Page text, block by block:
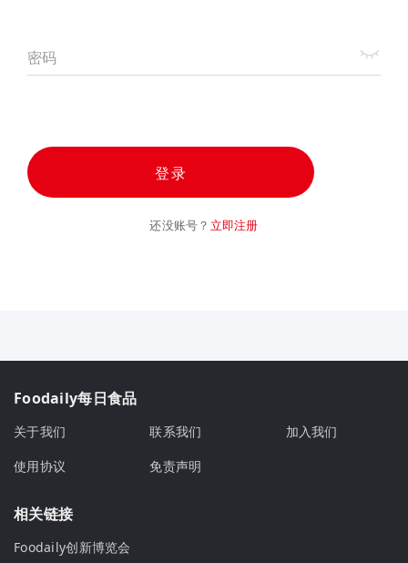
密码
登录
还没账号？ 立即注册
Foodaily每日食品
关于我们 联系我们
加入我们
使用协议
免责声明
相关链接
Foodaily创新博览会